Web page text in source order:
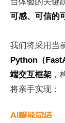
可感、可信的
Python（
端交互框架 ，
将亲手实现：